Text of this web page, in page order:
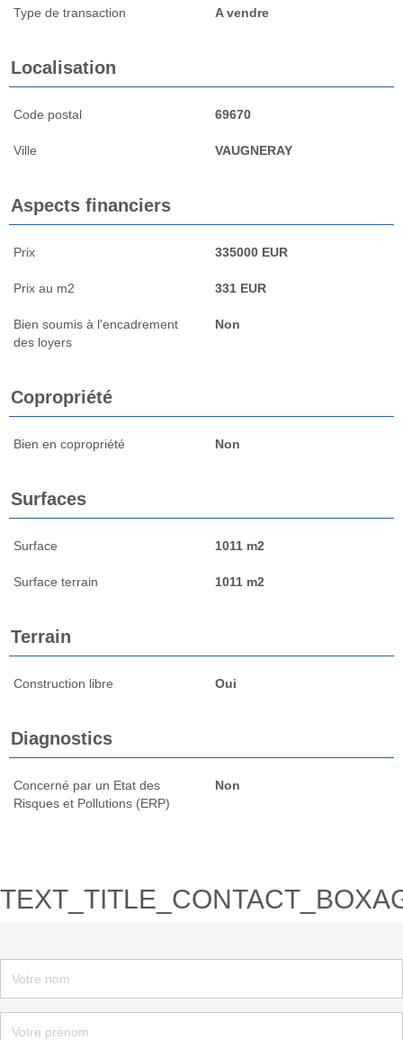
Type de transaction A vendre
Localisation
Code postal 69670
Ville VAUGNERAY
Aspects financiers
Prix 335000 EUR
Prix au m2 331 EUR
Bien soumis à l'encadrement
des loyers
Non
Copropriété
Bien en copropriété Non
Surfaces
Surface 1011 m2
Surface terrain 1011 m2
Terrain
Construction libre Oui
Diagnostics
Concerné par un Etat des
Risques et Pollutions (ERP)
Non